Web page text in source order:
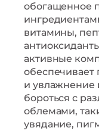
обогащенное
витамины,
активные
обеспечивает
и увлажнение
бороться с
облемами,
увядание,